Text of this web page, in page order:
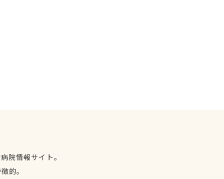
院情報サイト。
的。